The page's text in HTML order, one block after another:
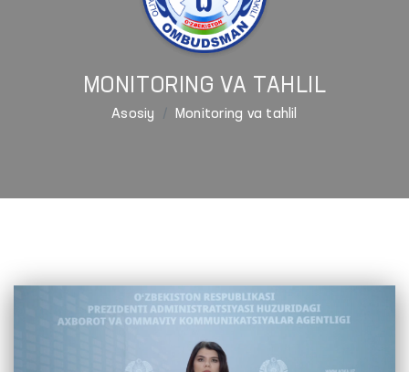
MONITORING VA TAHLIL
Asosiy Monitoring va tahlil